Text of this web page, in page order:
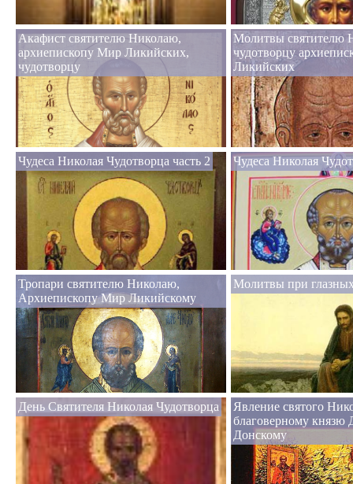
Акафист святителю Николаю,
архиепископу Мир Ликийских,
чудотворцу
Молитвы святителю
чудотворцу
Ликийских
Чудеса Николая Чудотворца часть 2 Чудеса Николая
Тропари святителю Николаю,
Архиепископу Мир Ликийскому
Молитвы при
День Святителя Николая Чудотворца
Явление святого
благоверному
Донскому